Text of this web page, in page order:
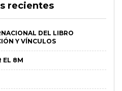
recientes
DEL LIBRO
Y VÍNCULOS
EL 8M